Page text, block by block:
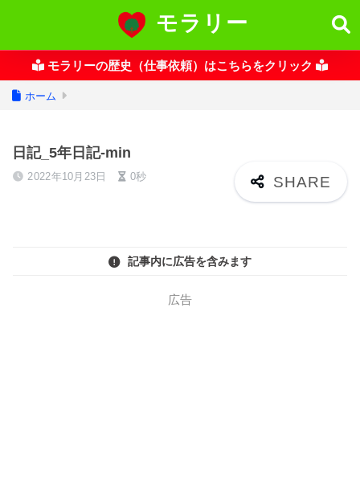
モラリー
モラリーの歴史（仕事依頼）はこちらをクリック
ホーム
日記_5年日記-min
2022年10月23日 0秒
記事内に広告を含みます
広告